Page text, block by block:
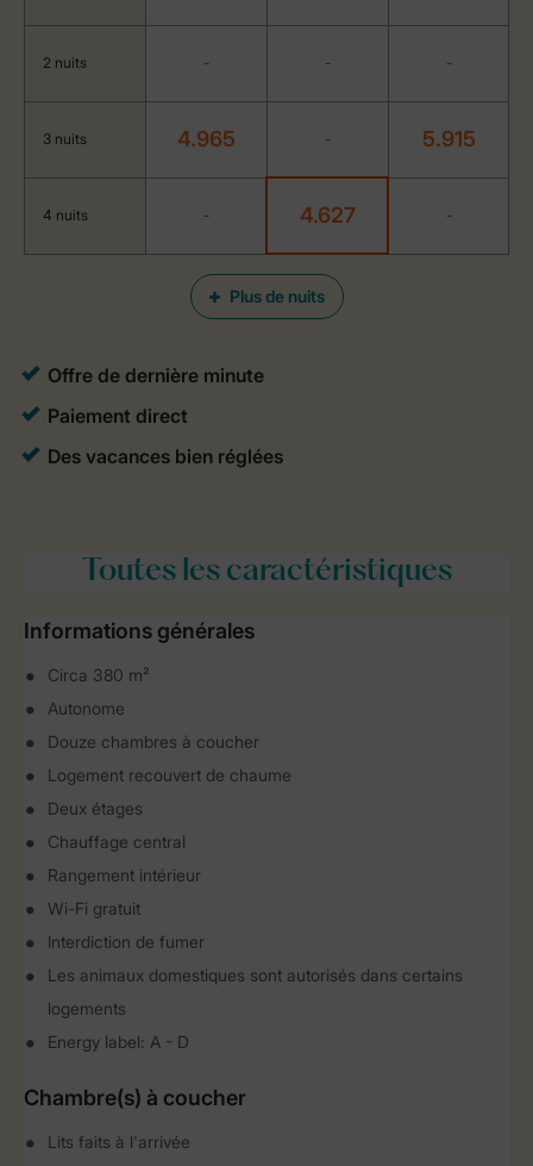
Plus de nuits
2 nuits - - -
3 nuits 4.965 - 5.915
4 nuits - 4.627 -
Toutesles caractéristiques
Informations générales
Circa 380 m²
Autonome
Douze chambres à coucher
Logement recouvert de chaume
Deux étages
Chauffage central
Rangement intérieur
Wi-Fi gratuit
Interdiction de fumer
Les animaux domestiques sont autorisés dans certains
logements
Energy label: A - D
Chambre(s) à coucher
Lits faits à l'arrivée